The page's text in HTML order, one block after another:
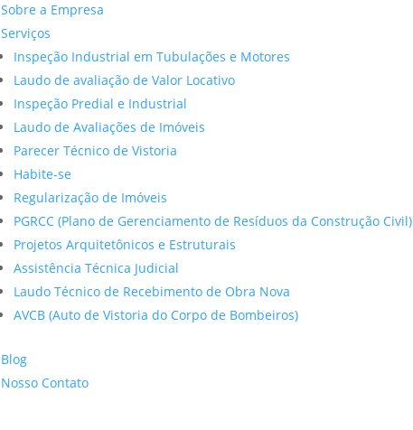
Sobre a Empresa
Serviços
Inspeção Industrial em Tubulações e Motores
Laudo de avaliação de Valor Locativo
Inspeção Predial e Industrial
Laudo de Avaliações de Imóveis
Parecer Técnico de Vistoria
Habite-se
Regularização de Imóveis
PGRCC (Plano de Gerenciamento de Resíduos da Construção Civil)
Projetos Arquitetônicos e Estruturais
Assistência Técnica Judicial
Laudo Técnico de Recebimento de Obra Nova
AVCB (Auto de Vistoria do Corpo de Bombeiros)
Blog
Nosso Contato